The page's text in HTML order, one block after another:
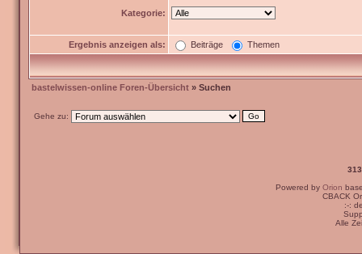
Kategorie:
Ergebnis anzeigen als: Beiträge Themen
bastelwissen-online Foren-Übersicht » Suchen
Gehe zu:
Powered by Orion
CBACK
:-:
Alle